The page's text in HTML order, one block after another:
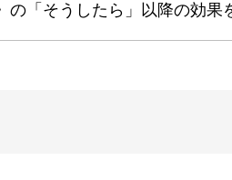
の「そうしたら」以降の効果